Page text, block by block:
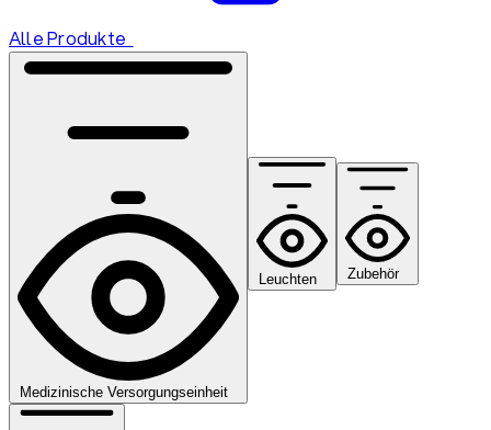
Alle Produkte
Medizinische Versorgungseinheit
Leuchten Zubehör